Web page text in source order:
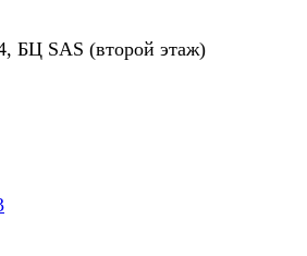
БЦ SAS (второй этаж)